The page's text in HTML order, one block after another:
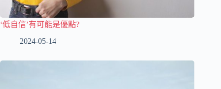
‘低自信’有可能是優點?
2024-05-14